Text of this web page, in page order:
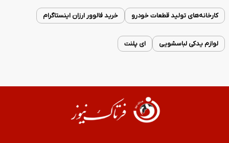
کارخانه‌های تولید قطعات خودرو خرید فالوور ارزان اینستاگرام
لوازم یدکی لباسشویی ای پلنت